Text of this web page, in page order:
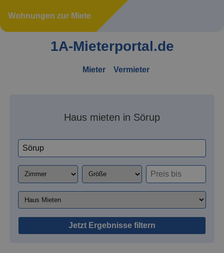
Wohnungen zur Miete
1A-Mieterportal.de
Mieter Vermieter
Haus mieten in Sörup
Jetzt Ergebnisse filtern